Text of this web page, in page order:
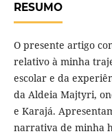
RESUMO
O presente artigo
relativo à minha
escolar e da
da Aldeia Majtyri,
e Karajá.
narrativa de minha